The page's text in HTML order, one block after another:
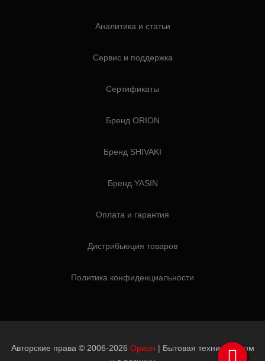
Аналитика и статьи
Сервис и поддержка
Сертификаты
Бренд ORION
Бренд SHIVAKI
Бренд YASIN
Оплата и гарантия
Дистрибьюция товаров
Политика конфиденциальности
Авторские права © 2006-2026 Орион | Бытовая техника оптом